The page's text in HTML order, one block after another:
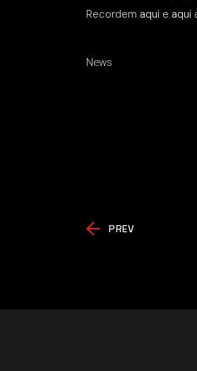
Recordem aqui e aqui
News
PREV